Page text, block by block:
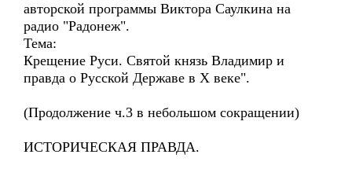
авторской программы Виктора Саулкина на
радио "Радонеж".
Тема:
Крещение Руси. Святой князь Владимир и
правда о Русской Державе в Х веке".
(Продолжение ч.3 в небольшом сокращении)
ИСТОРИЧЕСКАЯ ПРАВДА.